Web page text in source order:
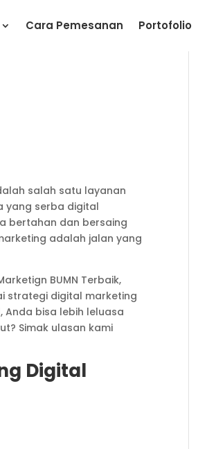
Cara Pemesanan Portofolio
salah satu layanan
yang serba digital
bertahan dan bersaing
adalah jalan yang
BUMN Terbaik,
strategi digital marketing
bisa lebih leluasa
Simak ulasan kami
Digital